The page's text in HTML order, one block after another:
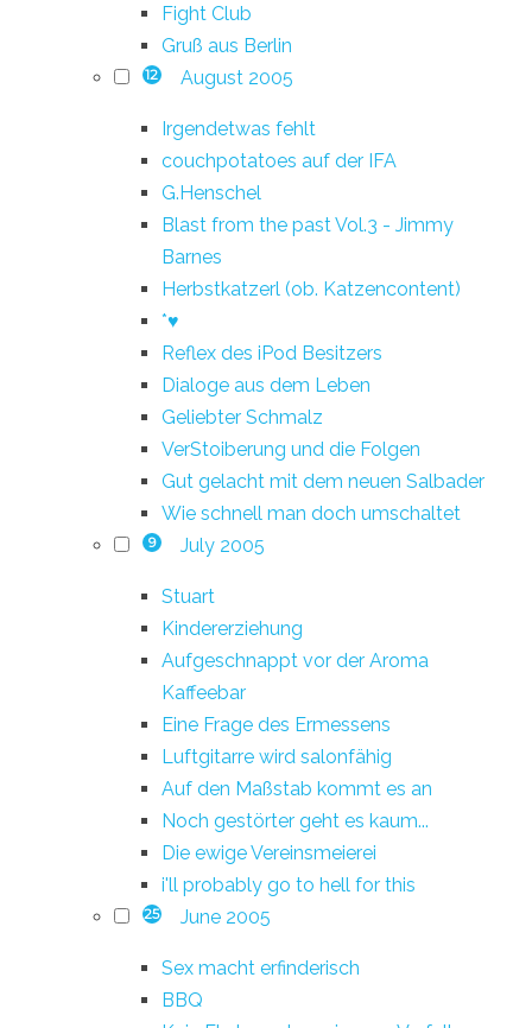
Fight Club
Gruß aus Berlin
12 August 2005
Irgendetwas fehlt
couchpotatoes auf der IFA
G.Henschel
Blast from the past Vol.3 - Jimmy
Barnes
Herbstkatzerl (ob. Katzencontent)
*♥
Reflex des iPod Besitzers
Dialoge aus dem Leben
Geliebter Schmalz
VerStoiberung und die Folgen
Gut gelacht mit dem neuen Salbader
Wie schnell man doch umschaltet
9 July 2005
Stuart
Kindererziehung
Aufgeschnappt vor der Aroma
Kaffeebar
Eine Frage des Ermessens
Luftgitarre wird salonfähig
Auf den Maßstab kommt es an
Noch gestörter geht es kaum...
Die ewige Vereinsmeierei
i'll probably go to hell for this
25 June 2005
Sex macht erfinderisch
BBQ